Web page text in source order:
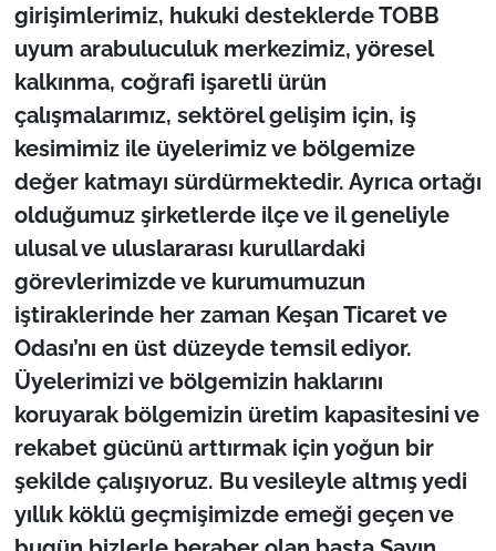
girişimlerimiz, hukuki desteklerde TOBB
uyum arabuluculuk merkezimiz, yöresel
kalkınma, coğrafi işaretli ürün
çalışmalarımız, sektörel gelişim için, iş
kesimimiz ile üyelerimiz ve bölgemize
değer katmayı sürdürmektedir. Ayrıca ortağı
olduğumuz şirketlerde ilçe ve il geneliyle
ulusal ve uluslararası kurullardaki
görevlerimizde ve kurumumuzun
iştiraklerinde her zaman Keşan Ticaret ve
Odası’nı en üst düzeyde temsil ediyor.
Üyelerimizi ve bölgemizin haklarını
koruyarak bölgemizin üretim kapasitesini ve
rekabet gücünü arttırmak için yoğun bir
şekilde çalışıyoruz. Bu vesileyle altmış yedi
yıllık köklü geçmişimizde emeği geçen ve